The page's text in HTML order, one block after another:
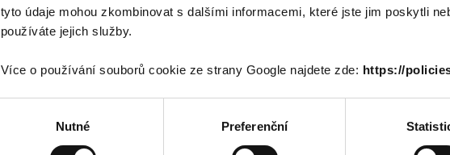
tyto údaje mohou zkombinovat s dalšími informacemi, které jste jim poskytli
používáte jejich služby.
Více o používání souborů cookie ze strany Google najdete zde: https://
Nutné Preferenční